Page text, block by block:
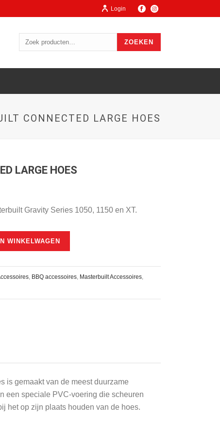
Login
ZOEKEN
CONNECTED LARGE HOES
LARGE HOES
Gravity Series 1050, 1150 en XT.
WINKELWAGEN
, BBQ accessoires, Masterbuilt Accessoires,
is gemaakt van de meest duurzame
een speciale PVC-voering die scheuren
het op zijn plaats houden van de hoes.